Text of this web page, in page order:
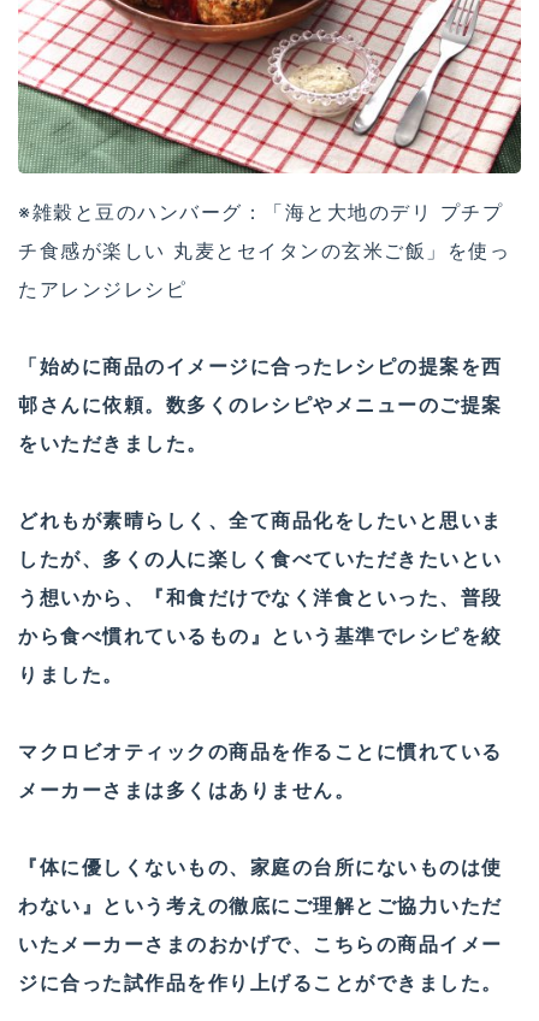
※雑穀と豆のハンバーグ：「海と大地のデリ プチプ
チ食感が楽しい 丸麦とセイタンの玄米ご飯」を使っ
たアレンジレシピ
「始めに商品のイメージに合ったレシピの提案を西
邨さんに依頼。数多くのレシピやメニューのご提案
をいただきました。
どれもが素晴らしく、全て商品化をしたいと思いま
したが、多くの人に楽しく食べていただきたいとい
う想いから、『和食だけでなく洋食といった、普段
から食べ慣れているもの』という基準でレシピを絞
りました。
マクロビオティックの商品を作ることに慣れている
メーカーさまは多くはありません。
『体に優しくないもの、家庭の台所にないものは使
わない』という考えの徹底にご理解とご協力いただ
いたメーカーさまのおかげで、こちらの商品イメー
ジに合った試作品を作り上げることができました。